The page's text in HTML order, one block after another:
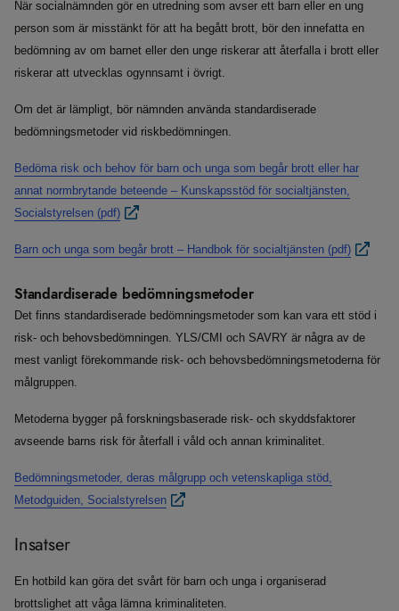
När socialnämnden gör en utredning som avser ett barn eller en ung
person som är misstänkt för att ha begått brott, bör den innefatta en
bedömning av om barnet eller den unge riskerar att återfalla i brott eller
riskerar att utvecklas ogynnsamt i övrigt.
Om det är lämpligt, bör nämnden använda standardiserade
bedömningsmetoder vid riskbedömningen.
Bedöma risk och behov för barn och unga som begår brott eller har
annat normbrytande beteende – Kunskapsstöd för socialtjänsten,
Socialstyrelsen (pdf)
Barn och unga som begår brott – Handbok för socialtjänsten (pdf)
Standardiserade bedömningsmetoder
Det finns standardiserade bedömningsmetoder som kan vara ett stöd i
risk- och behovsbedömningen. YLS/CMI och SAVRY är några av de
mest vanligt förekommande risk- och behovsbedömningsmetoderna för
målgruppen.
Metoderna bygger på forskningsbaserade risk- och skyddsfaktorer
avseende barns risk för återfall i våld och annan kriminalitet.
Bedömningsmetoder, deras målgrupp och vetenskapliga stöd,
Metodguiden, Socialstyrelsen
Insatser
En hotbild kan göra det svårt för barn och unga i organiserad
brottslighet att våga lämna kriminaliteten.